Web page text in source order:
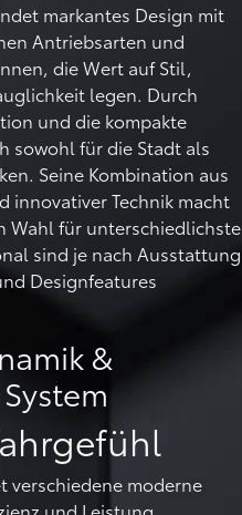
markantes Design mit
Antriebsarten und
die Wert auf Stil,
legen. Durch
und die kompakte
sowohl für die Stadt als
Seine Kombination aus
innovativer Technik macht
Wahl für unterschiedlichste
sind je nach Ausstattung
Designfeatures
&
verschiedene moderne